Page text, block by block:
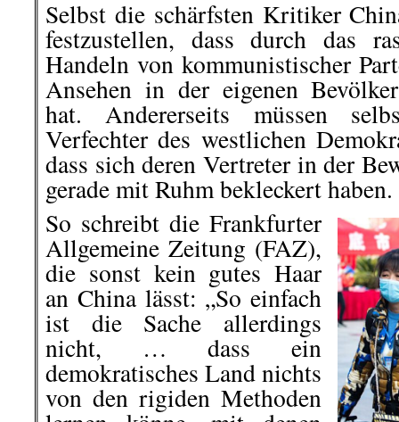
Selbst die schärfsten Kritiker
festzustellen, dass durch das
Handeln von kommunistischer
Ansehen in der eigenen
hat. Andererseits müssen
Verfechter des westlichen
dass sich deren Vertreter in der
gerade mit Ruhm bekleckert haben.
So schreibt die Frankfurter
Allgemeine Zeitung (FAZ),
die sonst kein gutes Haar
an China lässt: „So einfach
ist die Sache allerdings
nicht, … dass ein
demokratisches Land nichts
von den rigiden Methoden